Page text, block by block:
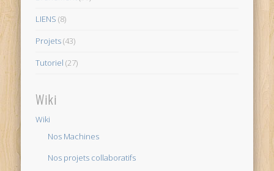
LIENS (8)
Projets(43)
Tutoriel (27)
Wiki
Wiki
Nos Machines
Nos projets collaboratifs